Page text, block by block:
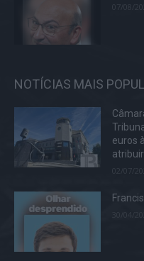
07/08/
NOTÍCIAS MAIS
euros
02/07/